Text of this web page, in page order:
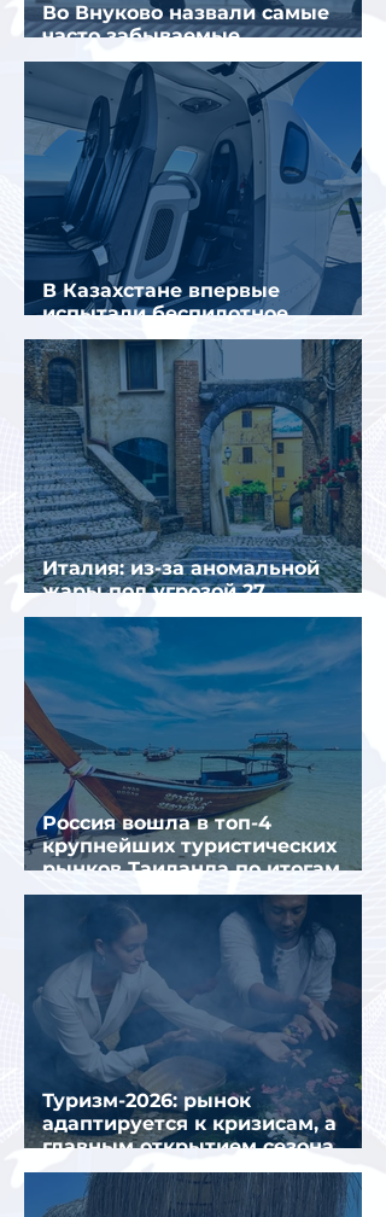
Во Внуково назвали самые
часто забываемые
пассажирами вещи
В Казахстане впервые
испытали беспилотное
аэротакси с пассажирами
Италия: из-за аномальной
жары под угрозой 27
крупнейших городов
Россия вошла в топ-4
крупнейших туристических
рынков Таиланда по итогам
семи месяцев 2026 года
Туризм-2026: рынок
адаптируется к кризисам, а
главным открытием сезона
стал Вьетнам